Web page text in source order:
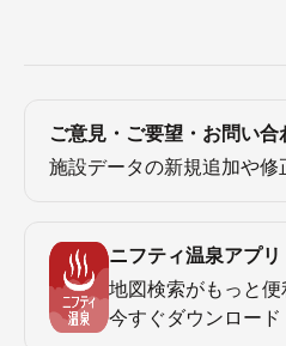
ご意見・ご要望・お問い合
施設データの新規追加や修
ニフティ温泉アプリ
地図検索がもっと便
今すぐダウンロード